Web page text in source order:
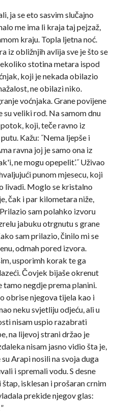
ja se eto sasvim slučajno
me ima li kraja taj pejzaž,
kraju. Topla ljetna noć.
iz obližnjih avlija sve je što se
stotina metara ispod
koji je nekada obilazio
ne obilazi niko.
voćnjaka. Grane povijene
veliki rod. Na samom dnu
koji, teče ravno iz
Kažu: ˝Nema ljepše i
ravna joj je samo ona iz
ne mogu opepelit’.˝ Uživao
punom mjesecu, koji
livadi. Moglo se kristalno
čak i par kilometara niže,
sam polahko izvoru
jabuku otrgnutu s grane
sam prilazio, činilo mi se
odmah pored izvora.
usporimh korak te ga
Čovjek bijaše okrenut
tamo negdje prema planini.
obrise njegova tijela kao i
neku svjetliju odjeću, ali u
nisam uspio razabrati
na lijevoj strani držao je
nisam jasno vidio šta je,
Arapi nosili na svoja duga
i spremali vodu. S desne
isklesan i prošaran crnim
prekide njegov glas: